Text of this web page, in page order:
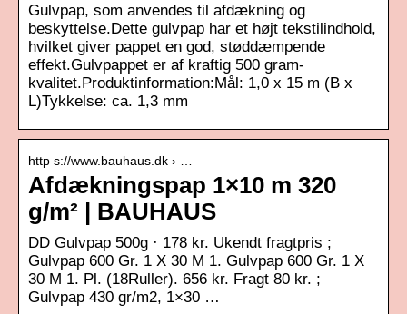
Gulvpap, som anvendes til afdækning og
beskyttelse.Dette gulvpap har et højt tekstilindhold,
hvilket giver pappet en god, støddæmpende
effekt.Gulvpappet er af kraftig 500 gram-
kvalitet.Produktinformation:Mål: 1,0 x 15 m (B x
L)Tykkelse: ca. 1,3 mm
http s://www.bauhaus.dk › …
Afdækningspap 1×10 m 320
g/m² | BAUHAUS
DD Gulvpap 500g · 178 kr. Ukendt fragtpris ;
Gulvpap 600 Gr. 1 X 30 M 1. Gulvpap 600 Gr. 1 X
30 M 1. Pl. (18Ruller). 656 kr. Fragt 80 kr. ;
Gulvpap 430 gr/m2, 1×30 …